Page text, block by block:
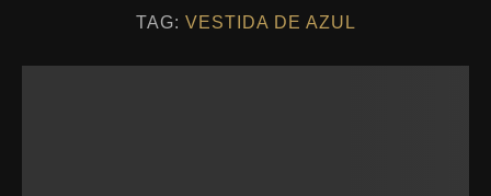
TAG: VESTIDA DE AZUL